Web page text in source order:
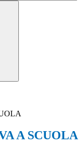
A SCUOLA